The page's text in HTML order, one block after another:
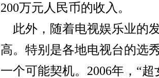
200万元人民币的收入。
此外，随着电视娱乐业的
高。特别是各地电视台的选
一个可能契机。2006年，“